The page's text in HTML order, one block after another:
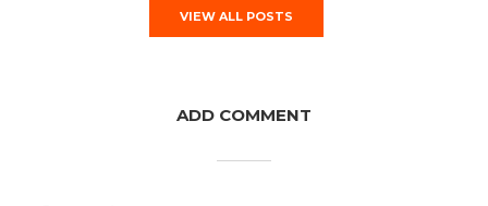
VIEW ALL POSTS
ADD COMMENT